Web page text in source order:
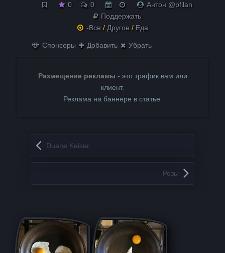
0 0
Антон @pfilan
Поддержать
-Все / Другое / Еда
Спонсоры Добавить Убрать
Размещение рекламы - это трафик вам или
клиент.
Реклама на баннере в статье.
Запись навигация
Duane Keiser
Розы